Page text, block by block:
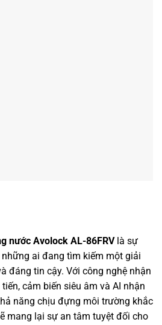
nước Avolock AL-86FRVlà sự
ai đang tìm kiếm một giải
đáng tin cậy. Với công nghệ nhận
cảm biến siêu âm và AI nhận
năng chịu đựng môi trường khắc
mang lại sự an tâm tuyệt đối cho